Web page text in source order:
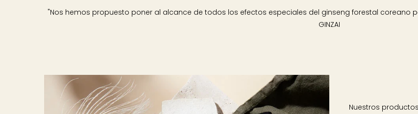
"Nos hemos propuesto poner al alcance de todos los efectos especiales del ginseng forestal coreano
GINZAI
Nuestros